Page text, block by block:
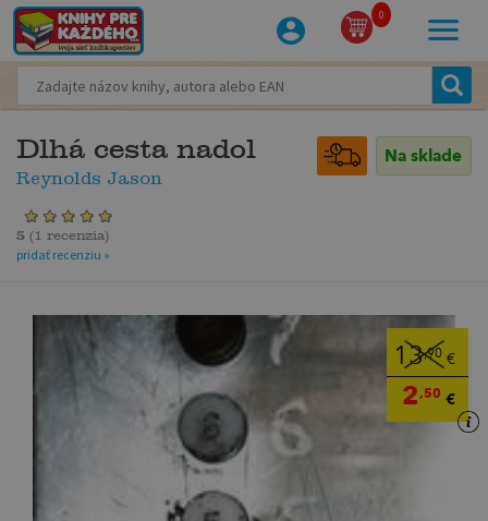
0
Dlhá cesta nadol
Reynolds Jason
Na sklade
5 ( 1 recenzia)
pridať recenziu »
13,90 €
2,50 €